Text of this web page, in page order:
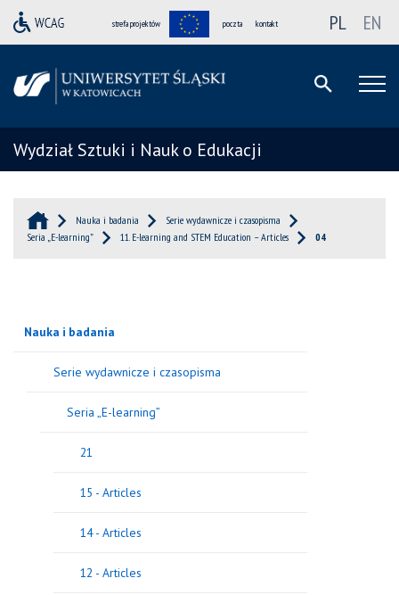
strefa projektów poczta kontakt PL EN
Wydział Sztuki i Nauk o Edukacji
Nauka i badania
Serie wydawnicze i czasopisma
Seria „E-learning”
11. E-learning and STEM Education – Articles 04
Nauka i badania
Serie wydawnicze i czasopisma
Seria „E-learning”
21
15 - Articles
14 - Articles
12 - Articles